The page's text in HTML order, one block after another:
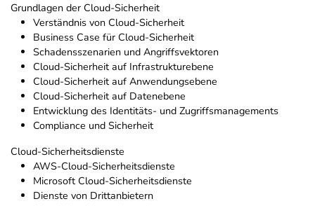
Grundlagen der Cloud-Sicherheit
Verständnis von Cloud-Sicherheit
Business Case für Cloud-Sicherheit
Schadensszenarien und Angriffsvektoren
Cloud-Sicherheit auf Infrastrukturebene
Cloud-Sicherheit auf Anwendungsebene
Cloud-Sicherheit auf Datenebene
Entwicklung des Identitäts- und Zugriffsmanagements
Compliance und Sicherheit
Cloud-Sicherheitsdienste
AWS-Cloud-Sicherheitsdienste
Microsoft Cloud-Sicherheitsdienste
Dienste von Drittanbietern